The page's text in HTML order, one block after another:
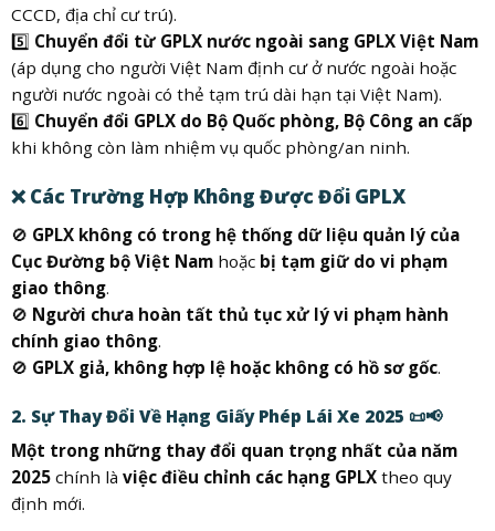
CCCD, địa chỉ cư trú).
5️⃣ Chuyển đổi từ GPLX nước ngoài sang GPLX Việt Nam
(áp dụng cho người Việt Nam định cư ở nước ngoài hoặc
người nước ngoài có thẻ tạm trú dài hạn tại Việt Nam).
6️⃣ Chuyển đổi GPLX do Bộ Quốc phòng, Bộ Công an cấp
khi không còn làm nhiệm vụ quốc phòng/an ninh.
❌ Các Trường Hợp Không Được Đổi GPLX
🚫 GPLX không có trong hệ thống dữ liệu quản lý của
Cục Đường bộ Việt Namhoặc bị tạm giữ do vi phạm
giao thông.
🚫 Người chưa hoàn tất thủ tục xử lý vi phạm hành
chính giao thông.
🚫 GPLX giả, không hợp lệ hoặc không có hồ sơ gốc.
2. Sự Thay Đổi Về Hạng Giấy Phép Lái Xe 2025 📜📢
Một trong những thay đổi quan trọng nhất của năm
2025chính là việc điều chỉnh các hạng GPLXtheo quy
định mới.